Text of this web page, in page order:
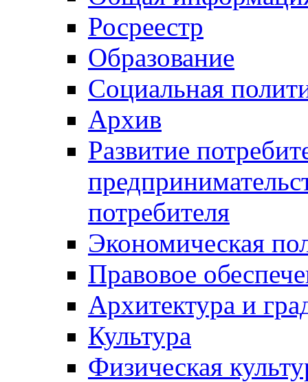
Росреестр
Образование
Социальная
Архив
Развитие
потребителя
Экономическая
Правовое
Архитектура и
Культура
Физическая